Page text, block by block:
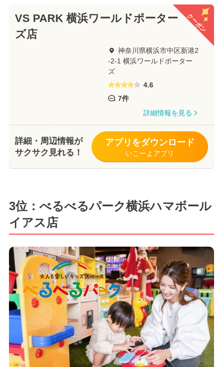
クーポン
VS PARK 横浜ワールドポーター
ズ店
神奈川県横浜市中区新港2
-2-1 横浜ワールドポーター
ズ
4.6
7件
詳細情報を見る
詳細・周辺情報が
サクサク見れる！
アプリをダウンロード
いこーよアプリ
3位：べるべるパーク横浜ハマボール
イアス店